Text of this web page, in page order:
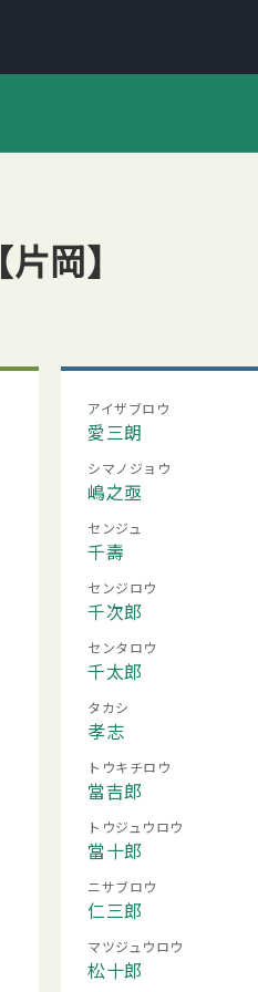
【片岡】
アイザブロウ
愛三朗
シマノジョウ
嶋之亟
センジュ
千壽
センジロウ
千次郎
センタロウ
千太郎
タカシ
孝志
トウキチロウ
當吉郎
トウジュウロウ
當十郎
ニサブロウ
仁三郎
マツジュウロウ
松十郎